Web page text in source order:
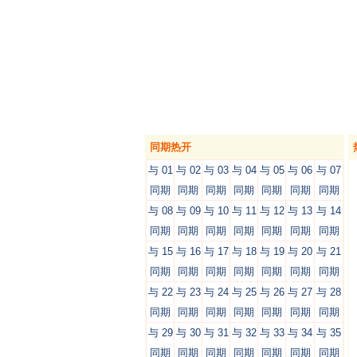
同期热开
与 01
同期
与 02
同期
与 03
同期
与 04
同期
与 05
同期
与 06
同期
与 07
同期
与 08
同期
与 09
同期
与 10
同期
与 11
同期
与 12
同期
与 13
同期
与 14
同期
与 15
同期
与 16
同期
与 17
同期
与 18
同期
与 19
同期
与 20
同期
与 21
同期
与 22
同期
与 23
同期
与 24
同期
与 25
同期
与 26
同期
与 27
同期
与 28
同期
与 29
同期
与 30
同期
与 31
同期
与 32
同期
与 33
同期
与 34
同期
与 35
同期